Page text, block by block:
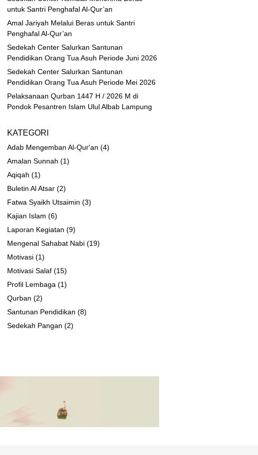
untuk Santri Penghafal Al-Qur’an
Amal Jariyah Melalui Beras untuk Santri
Penghafal Al-Qur’an
Sedekah Center Salurkan Santunan
Pendidikan Orang Tua Asuh Periode Juni 2026
Sedekah Center Salurkan Santunan
Pendidikan Orang Tua Asuh Periode Mei 2026
Pelaksanaan Qurban 1447 H / 2026 M di
Pondok Pesantren Islam Ulul Albab Lampung
KATEGORI
Adab Mengemban Al-Qur'an (4)
Amalan Sunnah (1)
Aqiqah (1)
Buletin Al Atsar (2)
Fatwa Syaikh Utsaimin (3)
Kajian Islam (6)
Laporan Kegiatan (9)
Mengenal Sahabat Nabi (19)
Motivasi (1)
Motivasi Salaf (15)
Profil Lembaga (1)
Qurban (2)
Santunan Pendidikan (8)
Sedekah Pangan (2)